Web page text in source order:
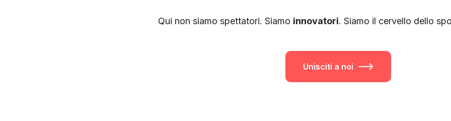
Qui non siamo spettatori. Siamo innovatori. Siamo il cervello dello
Unisciti a noi